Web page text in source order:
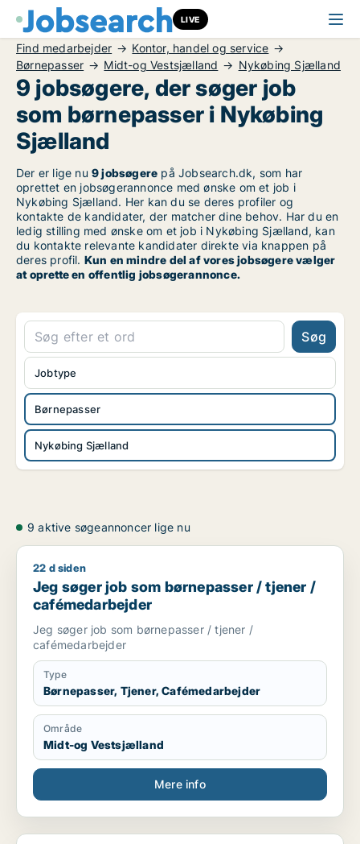
LIVE
Find medarbejder
Kontor, handel og service
Børnepasser
Midt-og Vestsjælland Nykøbing Sjælland
9 jobsøgere, der søger job
som børnepasser i Nykøbing
Sjælland
Der er lige nu 9 jobsøgere på Jobsearch.dk, som har
oprettet en jobsøgerannonce med ønske om et job i
Nykøbing Sjælland. Her kan du se deres profiler og
kontakte de kandidater, der matcher dine behov. Har du en
ledig stilling med ønske om et job i Nykøbing Sjælland, kan
du kontakte relevante kandidater direkte via knappen på
deres profil. Kun en mindre del af vores jobsøgere vælger
at oprette en offentlig jobsøgerannonce.
Søg
Børnepasser
Nykøbing Sjælland
Jobtype
9 aktive søgeannoncer lige nu
Jeg søger job som børnepasser / tjener / cafémedarbejder
22 d siden
Jeg søger job som børnepasser / tjener /
cafémedarbejder
Jeg søger job som børnepasser / tjener /
cafémedarbejder
Type
Børnepasser, Tjener, Cafémedarbejder
Område
Midt-og Vestsjælland
Mere info